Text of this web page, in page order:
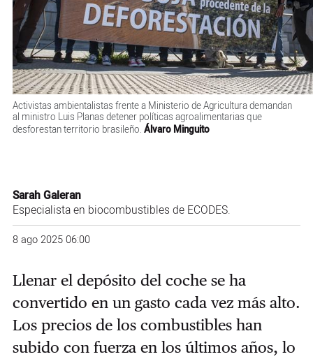
Activistas ambientalistas frente a Ministerio de Agricultura demandan
al ministro Luis Planas detener políticas agroalimentarias que
desforestan territorio brasileño. Álvaro Minguito
Sarah Galeran
Especialista en biocombustibles de ECODES.
8 ago 2025 06:00
Llenar el depósito del coche se ha
convertido en un gasto cada vez más alto.
Los precios de los combustibles han
subido con fuerza en los últimos años, lo